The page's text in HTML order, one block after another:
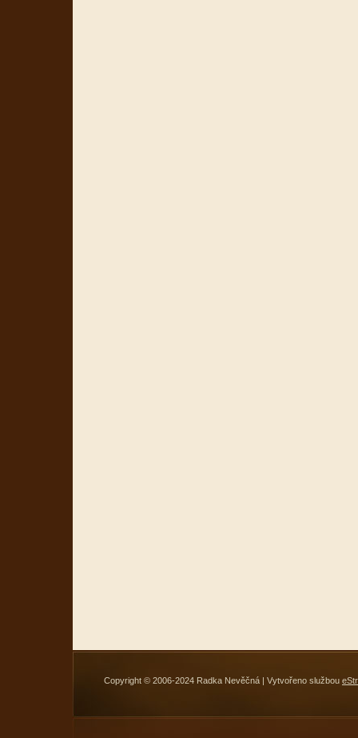
Copyright © 2006-2024 Radka Nevěčná | Vytvořeno službou